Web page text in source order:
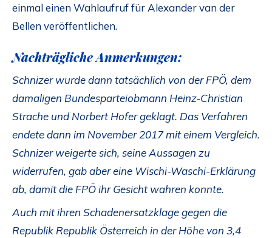
einmal einen Wahlaufruf für Alexander van der
Bellen veröffentlichen.
Nachträgliche Anmerkungen:
Schnizer wurde dann tatsächlich von der FPÖ, dem
damaligen Bundesparteiobmann Heinz-Christian
Strache und Norbert Hofergeklagt. Das Verfahren
endete dann im November 2017 mit einem Vergleich.
Schnizer weigerte sich, seine Aussagen zu
widerrufen, gab aber eine Wischi-Waschi-Erklärung
ab, damit die FPÖ ihr Gesicht wahren konnte.
Auch mit ihren Schadenersatzklagegegen die
Republik Republik Österreich in der Höhe von 3,4